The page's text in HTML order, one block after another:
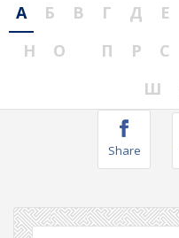
А Б В Г Д Е
Н
О П Р С
Ш
Share